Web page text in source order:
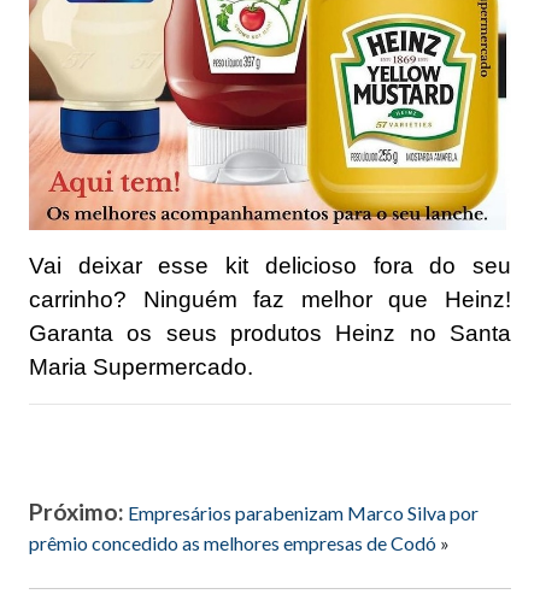
Vai deixar esse kit delicioso fora do seu
carrinho? Ninguém faz melhor que Heinz!
Garanta os seus produtos Heinz no Santa
Maria Supermercado.
Próximo: Empresários parabenizam Marco Silva por
prêmio concedido as melhores empresas de Codó »